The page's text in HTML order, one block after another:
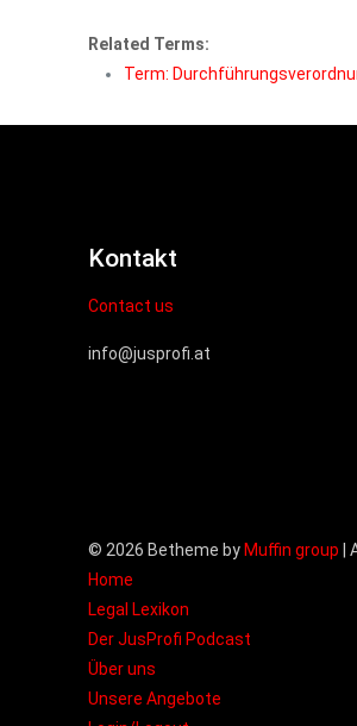
Related Terms:
Term:
Kontakt
Contact us
info@jusprofi.at
© 2026 Betheme by Muffin group |
Home
Legal Lexikon
Der JusProfi Podcast
Über uns
Unsere Angebote